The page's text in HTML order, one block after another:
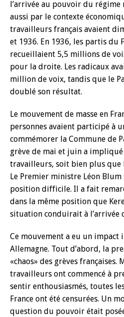
l’arrivée au pouvoir du régime
aussi par le contexte
travailleurs français avaient
et 1936. En 1936, les partis du
recueillaient 5,5 millions de
pour la droite. Les radicaux
million de voix, tandis que le
doublé son résultat.
Le mouvement de masse en
personnes avaient participé à
commémorer la Commune de
grève de mai et juin a
travailleurs, soit bien plus que
Le Premier ministre Léon Blum
position difficile. Il a fait
dans la même position que
situation conduirait à l’arrivée
Ce mouvement a eu un impact
Allemagne. Tout d’abord, la
«chaos» des grèves françaises.
travailleurs ont commencé à
sentir enthousiasmés, toutes
France ont été censurées. Un
question du pouvoir était